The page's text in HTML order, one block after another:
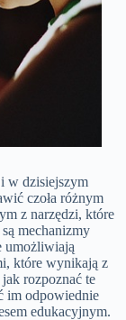
w dzisiejszym
czoła różnym
z narzędzi, które
mechanizmy
umożliwiają
które wynikają z
rozpoznać te
im odpowiednie
edukacyjnym.